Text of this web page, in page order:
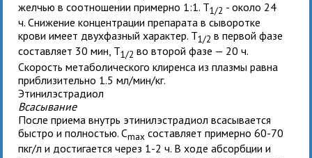
желчью в соотношении примерно 1:1. T1/2 - около 24
ч. Снижение концентрации препарата в сыворотке
крови имеет двухфазный характер. T1/2 в первой фазе
составляет 30 мин, T1/2 во второй фазе — 20 ч.
Скорость метаболического клиренса из плазмы равна
приблизительно 1.5 мл/мин/кг.
Этинилэстрадиол
Всасывание
После приема внутрь этинилэстрадиол всасывается
быстро и полностью. Cmaxсоставляет примерно 60-70
пкг/л и достигается через 1-2 ч. В ходе абсорбции и